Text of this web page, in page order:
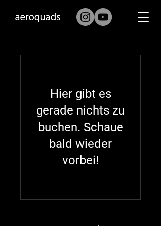
Hier gibt es
gerade nichts zu
buchen. Schaue
bald wieder
vorbei!